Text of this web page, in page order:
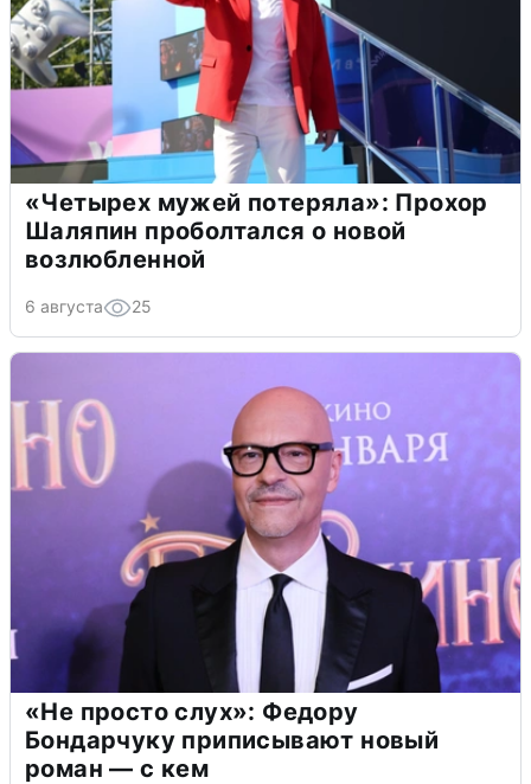
«Четырех мужей потеряла»: Прохор
Шаляпин проболтался о новой
возлюбленной
6 августа 25
«Не просто слух»: Федору
Бондарчуку приписывают новый
роман — с кем